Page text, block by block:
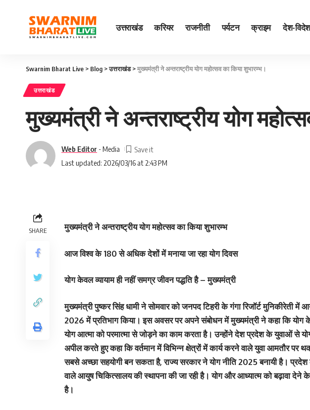
उत्तराखंड करियर राजनीती पर्यटन क्राइम देश-विदेश
Swarnim Bharat Live > Blog >उत्तराखंड>मुख्यमंत्री ने अन्तराष्ट्रीय योग महोत्सव का किया शुभारम्भ।
उत्तराखंड
मुख्यमंत्री ने अन्तराष्ट्रीय योग
Last updated: 2026/03/16 at 2:43 PM
Web Editor - Media
SHARE मुख्यमंत्री ने अन्तराष्ट्रीय योग महोत्सव का किया शुभारम्भ
आज विश्व के 180 से अधिक देशों में मनाया जा रहा योग दिवस
योग केवल व्यायाम ही नहीं समग्र जीवन पद्धति है – मुख्यमंत्री
मुख्यमंत्री पुष्कर सिंह धामी ने सोमवार को जनपद टिहरी के गंगा रिजॉर्ट मुनिकीरेती में
2026 में प्रतिभाग किया। इस अवसर पर अपने संबोधन में मुख्यमंत्री ने कहा कि योग
योग आत्मा को परमात्मा से जोड़ने का काम करता है। उन्होंने देश प्रदेश के युवाओं से
अपील करते हुए कहा कि वर्तमान में विभिन्न क्षेत्रों में कार्य करने वाले युवा आमतौर
सबसे अच्छा सहयोगी बन सकता है, राज्य सरकार ने योग नीति 2025 बनायी है।
वाले आयुष चिकित्सालय की स्थापना की जा रही है। योग और आध्यात्म को बढ़ावा देने के
है।